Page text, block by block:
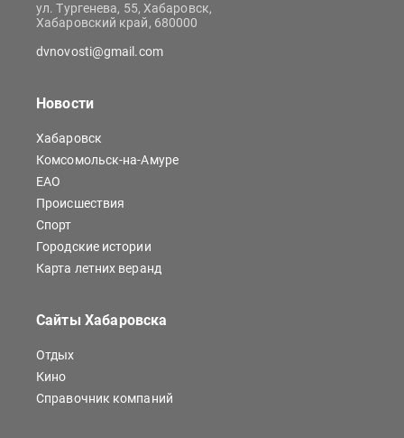
ул. Тургенева, 55, Хабаровск,
Хабаровский край, 680000
dvnovosti@gmail.com
Новости
Хабаровск
Комсомольск-на-Амуре
ЕАО
Происшествия
Спорт
Городские истории
Карта летних веранд
Сайты Хабаровска
Отдых
Кино
Справочник компаний